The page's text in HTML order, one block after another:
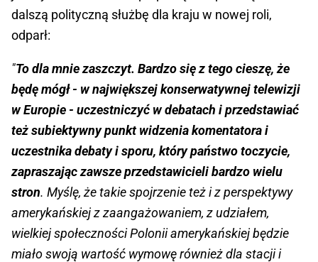
dalszą polityczną służbę dla kraju w nowej roli,
odparł:
"To dla mnie zaszczyt. Bardzo się z tego cieszę, że
będę mógł - w największej konserwatywnej telewizji
w Europie - uczestniczyć w debatach i przedstawiać
też subiektywny punkt widzenia komentatora i
uczestnika debaty i sporu, który państwo toczycie,
zapraszając zawsze przedstawicieli bardzo wielu
stron. Myślę, że takie spojrzenie też i z perspektywy
amerykańskiej z zaangażowaniem, z udziałem,
wielkiej społeczności Polonii amerykańskiej będzie
miało swoją wartość wymowę również dla stacji i